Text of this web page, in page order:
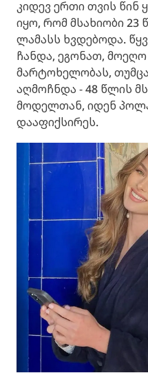
კიდევ ერთი თვის წინ
იყო, რომ მსახიობი
ლამასს ხვდებოდა.
ჩანდა, ეგონათ,
მარტოხელობას,
აღმოჩნდა - 48 წლის
მოდელთან, იდენ
დააფიქსირეს.